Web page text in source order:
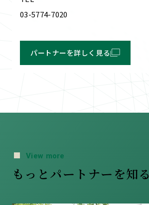
03-5774-7020
パートナーを詳しく見る
View more
もっとパートナーを知る